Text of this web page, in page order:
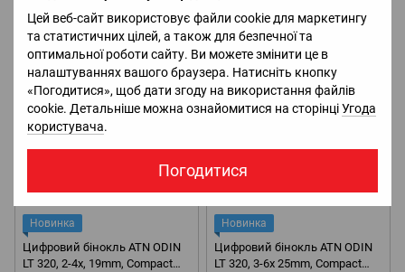
Цей веб-сайт використовує файли cookie для маркетингу
та статистичних цілей, а також для безпечної та
оптимальної роботи сайту. Ви можете змінити це в
налаштуваннях вашого браузера. Натисніть кнопку
«Погодитися», щоб дати згоду на використання файлів
cookie. Детальніше можна ознайомитися на сторінціУгода
користувача.
Погодитися
18x,384x288,50mm,Thermal
Binocular with LRF
(Передзамовлення)
186 046 грн з ПДВ.
Немає в наявності
25x,640x480,50mm,Thermal
Binocular with LRF
(Передзамовлення)
231 336 грн з ПДВ.
Немає в наявності
Новинка
Цифровий бінокль ATN ODIN
LT 320, 2-4x, 19mm, Compact
Новинка
Цифровий бінокль ATN ODIN
LT 320, 3-6x 25mm, Compact